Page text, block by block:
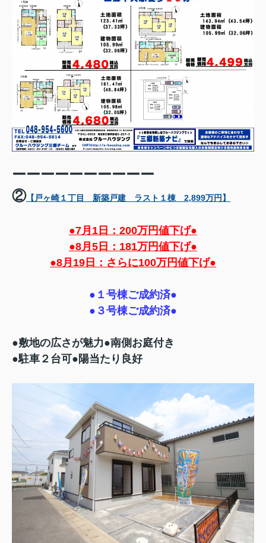
ーーーーーーーーーー
②【戸ヶ崎１丁目 新築戸建 ラスト１棟 2,899万円】
●7月1日：200万円値下げ●
●8月5日：181万円値下げ●
●8月19日：さらに100万円値下げ●
●１号棟ご成約済●
●３号棟ご成約済●
●敷地の広さが魅力●南側お庭付き
●駐車２台可●陽当たり良好